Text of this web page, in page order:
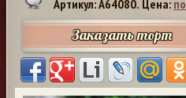
Артикул: A64080. Цена:
Заказать торт